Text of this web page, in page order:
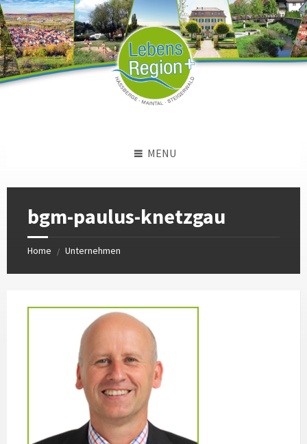
Skip
to
content
Skip
to
left
sidebar
Skip
to
footer
MENU
bgm-paulus-knetzgau
Home / Unternehmen